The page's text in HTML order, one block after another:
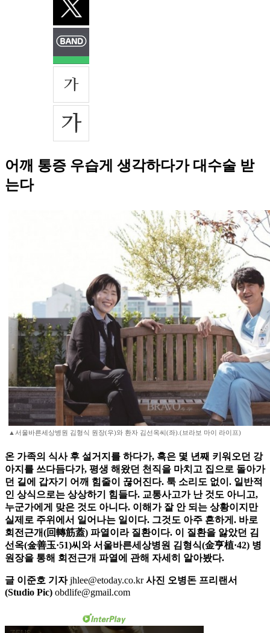
어깨 통증 우습게 생각하다가 대수술 받
는다
▲서울바른세상병원 김형식 원장(우)와 환자 김선옥씨(좌).(브라보 마이 라이프)
온 가족의 식사 후 설거지를 하다가, 혹은 몇 년째 키워오던 강
아지를 쓰다듬다가, 평생 해왔던 천직을 마치고 집으로 돌아가
던 길에 갑자기 어깨 힘줄이 끊어진다. 툭 소리도 없이. 일반적
인 상식으로는 상상하기 힘들다. 교통사고가 난 것도 아니고,
누군가에게 맞은 것도 아니다. 이해가 잘 안 되는 상황이지만
실제로 주위에서 일어나는 일이다. 그것도 아주 흔하게. 바로
회전근개(回轉筋蓋) 파열이라 질환이다. 이 질환을 앓았던 김
선옥(金善玉·51)씨와 서울바른세상병원 김형식(金亨植·42) 병
원장을 통해 회전근개 파열에 관해 자세히 알아봤다.
글 이준호 기자jhlee@etoday.co.kr사진 오병돈 프리랜서
(Studio Pic) obdlife@gmail.com